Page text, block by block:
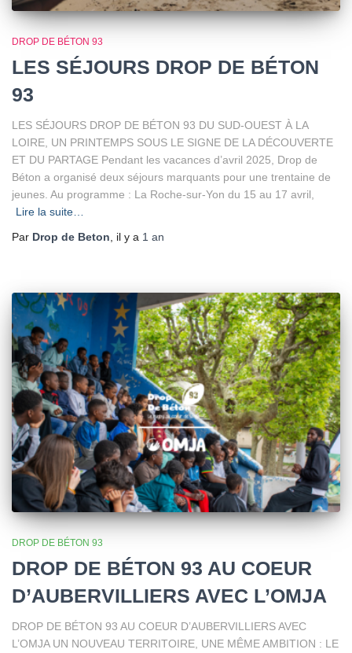
DROP DE BÉTON 93
LES SÉJOURS DROP DE BÉTON
93
LES SÉJOURS DROP DE BÉTON 93 DU SUD-OUEST À LA
LOIRE, UN PRINTEMPS SOUS LE SIGNE DE LA DÉCOUVERTE
ET DU PARTAGE Pendant les vacances d’avril 2025, Drop de
Béton a organisé deux séjours marquants pour une trentaine de
jeunes. Au programme : La Roche-sur-Yon du 15 au 17 avril,
Lire la suite…
Par Drop de Beton, il y a 1 an
DROP DE BÉTON 93
DROP DE BÉTON 93 AU COEUR
D’AUBERVILLIERS AVEC L’OMJA
DROP DE BÉTON 93 AU COEUR D’AUBERVILLIERS AVEC
L’OMJA UN NOUVEAU TERRITOIRE, UNE MÊME AMBITION : LE